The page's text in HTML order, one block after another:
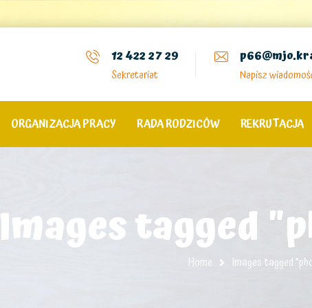
12 422 27 29
Sekretariat Napisz
ORGANIZACJA PRACY RADA RODZICÓW REKRUTACJA
Images tagged
Home Images tagged